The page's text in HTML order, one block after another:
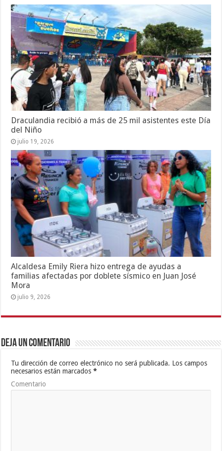
Draculandia recibió a más de 25 mil asistentes este Día
del Niño
julio 19, 2026
Alcaldesa Emily Riera hizo entrega de ayudas a
familias afectadas por doblete sísmico en Juan José
Mora
julio 9, 2026
Deja un comentario
Tu dirección de correo electrónico no será publicada. Los campos
necesarios están marcados*
Comentario